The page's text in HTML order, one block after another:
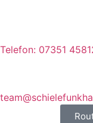
Telefon: 07351